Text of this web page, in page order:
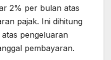
2% per bulan atas
pajak. Ini dihitung
pengeluaran
pembayaran.